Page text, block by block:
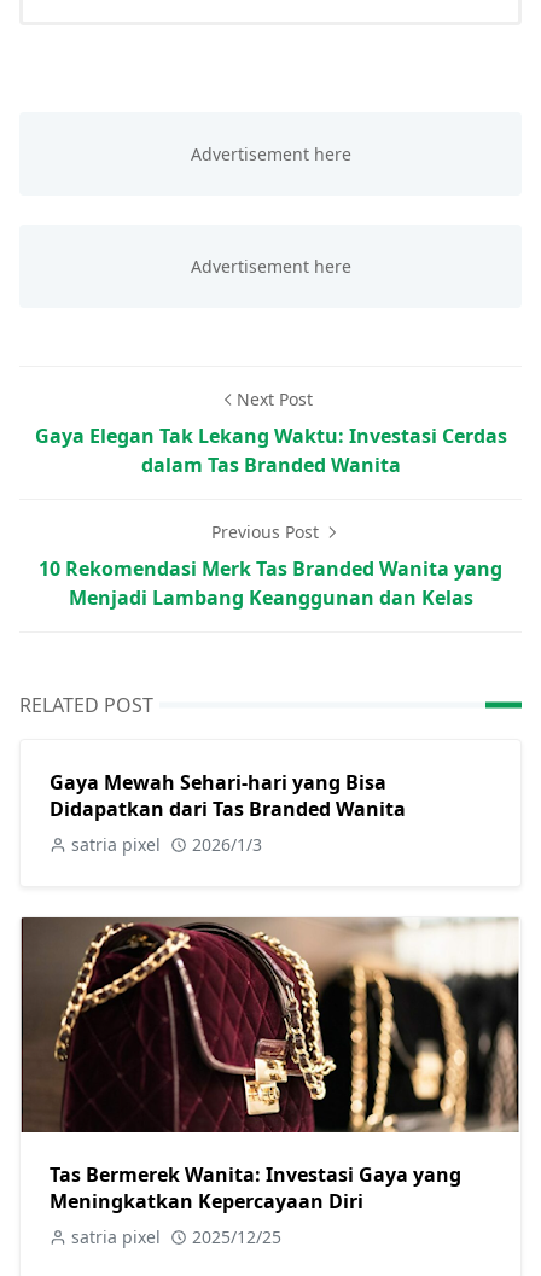
Next Post
Gaya Elegan Tak Lekang Waktu: Investasi Cerdas
dalam Tas Branded Wanita
Previous Post
10 Rekomendasi Merk Tas Branded Wanita yang
Menjadi Lambang Keanggunan dan Kelas
RELATED POST
Gaya Mewah Sehari-hari yang Bisa
Didapatkan dari Tas Branded Wanita
satria pixel 2026/1/3
Tas Bermerek Wanita: Investasi Gaya yang
Meningkatkan Kepercayaan Diri
satria pixel 2025/12/25